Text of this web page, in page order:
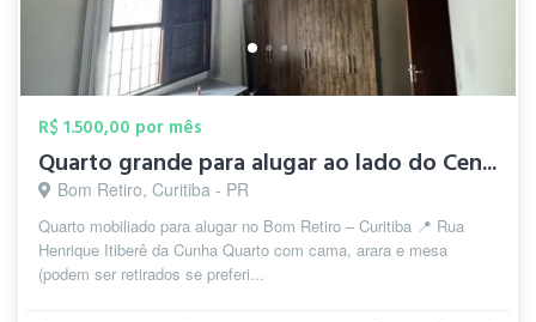
R$ 1.500,00 por mês
Quarto grande para alugar ao lado do Cen...
Bom Retiro, Curitiba - PR
Quarto mobiliado para alugar no Bom Retiro – Curitiba 📍 Rua
Henrique Itiberê da Cunha Quarto com cama, arara e mesa
(podem ser retirados se preferi...